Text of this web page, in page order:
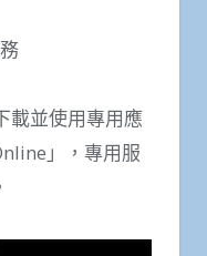
載並使用專用應
」，專用服